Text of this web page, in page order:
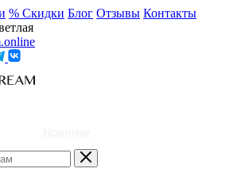
% Скидки Блог Отзывы Контакты